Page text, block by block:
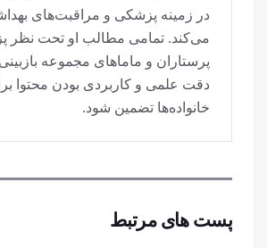
در زمینه پزشکی و مراقبت‌های
می‌کند. تمامی مطالب او تحت نظر
پرستاران و ماماهای مجموعه
دقت علمی و کاربردی بودن محتوا
خانواده‌ها تضمین شود.
پست های مرتبط